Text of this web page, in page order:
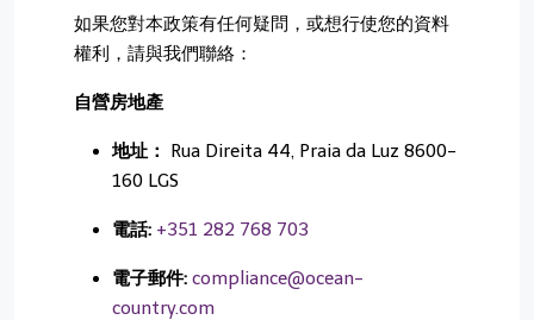
如果您對本政策有任何疑問，或想行使您的資料
權利，請與我們聯絡：
自營房地產
地址：
Rua Direita 44, Praia da Luz 8600-
160 LGS
電話: +351 282 768 703
電子郵件: compliance@ocean-
country.com